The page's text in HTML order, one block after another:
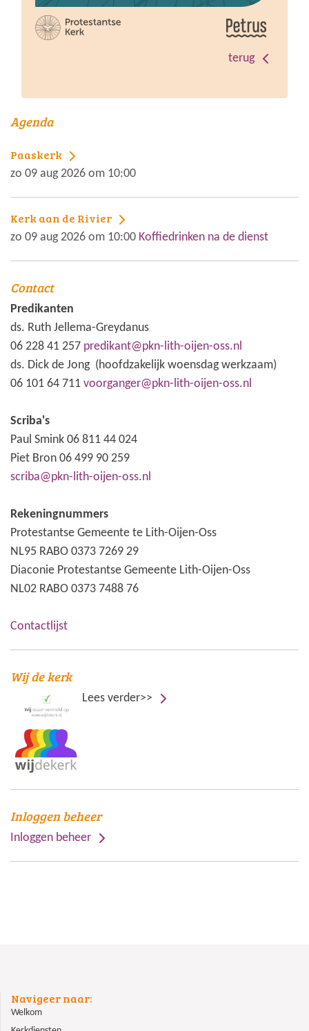
terug
Agenda
Paaskerk
zo 09 aug 2026 om 10:00
Kerk aan de Rivier
zo 09 aug 2026 om 10:00 Koffiedrinken na de dienst
Contact
Predikanten
ds. Ruth Jellema-Greydanus
06 228 41 257 predikant@pkn-lith-oijen-oss.nl
ds. Dick de Jong (hoofdzakelijk woensdag werkzaam)
06 101 64 711 voorganger@pkn-lith-oijen-oss.nl
Scriba's
Paul Smink 06 811 44 024
Piet Bron 06 499 90 259
scriba@pkn-lith-oijen-oss.nl
Rekeningnummers
Protestantse Gemeente te Lith-Oijen-Oss
NL95 RABO 0373 7269 29
Diaconie Protestantse Gemeente Lith-Oijen-Oss
NL02 RABO 0373 7488 76
Contactlijst
Wij de kerk
Lees verder>>
Inloggen beheer
Inloggen beheer
Navigeer naar:
Welkom